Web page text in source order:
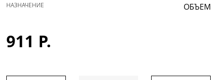
ОБЪЕМ
НАЗНАЧЕНИЕ
911 Р.